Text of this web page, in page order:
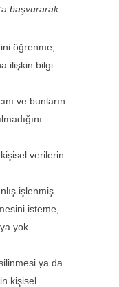
başvurarak
öğrenme,
ilişkin bilgi
ve bunların
verilerin
işlenmiş
isteme,
yok
ya da
kişisel